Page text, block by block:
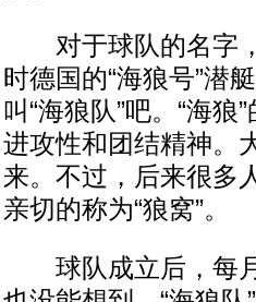
对于球队的名字，
时德国的“海狼号”潜
叫“海狼队”吧。“海狼
进攻性和团结精神。
来。不过，后来很多
亲切的称为“狼窝”。
球队成立后，每月